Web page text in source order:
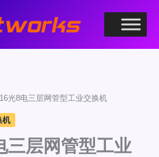
光8电三层网管型工业交换机
机
三层网管型工业